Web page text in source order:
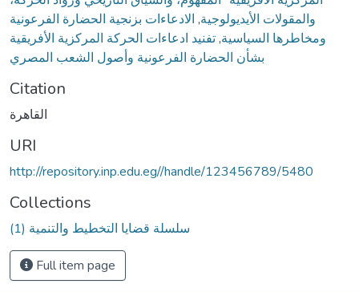
والمقولات الأيديولوجية, الادعاءات بزنجية الحضارة الفرعونية
ومخاطرها السياسية,تفنيد ادعاءات الحركة المركزية الأفريقية
بشأن الحضارة الفرعونية وأصول الشعب المصري
Citation
القاهرة
URI
http://repository.inp.edu.eg//handle/123456789/5480
Collections
(1) سلسلة قضايا التخطيط والتنمية
Full item page